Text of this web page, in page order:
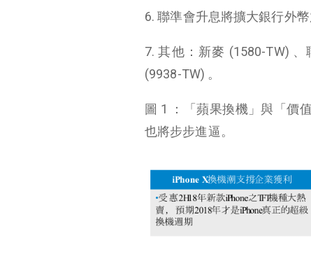
6. 聯準會升息將擴大銀行外
7. 其他：新麥 (1580-TW)
(9938-TW) 。
圖 1 ：「蘋果換機」與「價
也將步步進逼。